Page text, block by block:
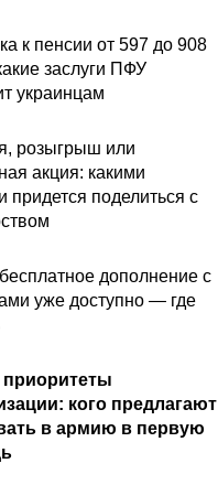
к пенсии от 597 до 908
заслуги ПФУ
украинцам
розыгрыш или
акция: какими
придется поделиться с
дополнение с
уже доступно — где
кого предлагают
в армию в первую